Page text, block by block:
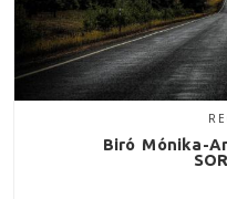
Biró Mónika-